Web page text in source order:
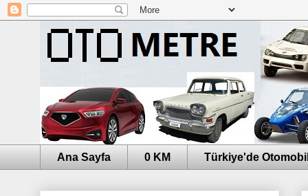
Ana Sayfa 0 KM Türkiye'de